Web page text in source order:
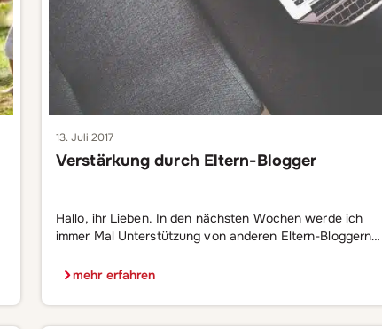
13. Juli 2017
Verstärkung durch Eltern-Blogger
Hallo, ihr Lieben. In den nächsten Wochen werde ich
immer Mal Unterstützung von anderen Eltern-Bloggern
mich schon über viele berührende, nachdenkliche und
bloggt“, die vor allem über Familie – logisch –, aber auch
über Filme und Bücher schreibt. Die Vollzeit-Mama und
mehr erfahren